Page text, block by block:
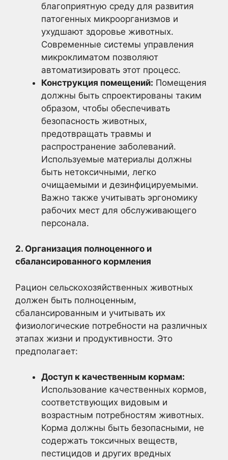
благоприятную среду для развития
патогенных микроорганизмов и
ухудшают здоровье животных.
Современные системы управления
микроклиматом позволяют
автоматизировать этот процесс.
Конструкция помещений: Помещения
должны быть спроектированы таким
образом, чтобы обеспечивать
безопасность животных,
предотвращать травмы и
распространение заболеваний.
Используемые материалы должны
быть нетоксичными, легко
очищаемыми и дезинфицируемыми.
Важно также учитывать эргономику
рабочих мест для обслуживающего
персонала.
2. Организация полноценного и
сбалансированного кормления
Рацион сельскохозяйственных животных
должен быть полноценным,
сбалансированным и учитывать их
физиологические потребности на различных
этапах жизни и продуктивности. Это
предполагает:
Доступ к качественным кормам:
Использование качественных кормов,
соответствующих видовым и
возрастным потребностям животных.
Корма должны быть безопасными, не
содержать токсичных веществ,
пестицидов и других вредных